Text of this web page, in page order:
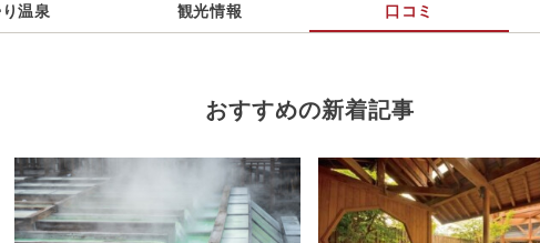
温泉 観光情報 口コミ
おすすめの新着記事